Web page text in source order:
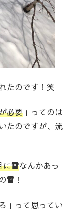
たのです！笑
必要 」ってのは
たのですが、流
に雪なんかあっ
雪！
」って思ってい